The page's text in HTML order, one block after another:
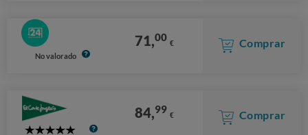
No valorado
71,00 € Comprar
84,99 € Comprar